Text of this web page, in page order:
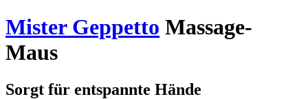
Mister Geppetto Massage-
Maus
Sorgt für entspannte Hände